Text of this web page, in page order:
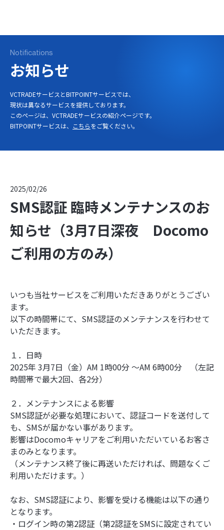
Notifications
お知らせ
VCTRADEサービスとBITPOINTサービスでは、
現状は異なるサービスを提供しております。
このページは、VCTRADEサービスの紹介ページです。
BITPOINTサービスは、
こちらをご覧ください。
2025/02/26
SMS認証 臨時メンテナンスのお
知らせ（3月7日深夜 Docomo
ご利用の方のみ）
いつも当社サービスをご利用いただきありがとうござい
ます。
以下の時間帯にて、SMS認証のメンテナンスを行わせて
いただきます。
１．日時
2025年 3月7日（金）AM 1時00分 ～AM 6時00分 （左記
時間帯で最大2回、各2分）
２．メンテナンスによる影響
SMS認証が必要な処理において、認証コードを送付して
も、SMSが届かない事があります。
影響はDocomoキャリアをご利用いただいているお客さ
まのみとなります。
（メンテナンス終了後に再送いただければ、問題なくご
利用いただけます。）
なお、SMS認証により、影響を受ける機能は以下の通り
となります。
・ログイン時の第2認証（第2認証をSMSに設定されてい